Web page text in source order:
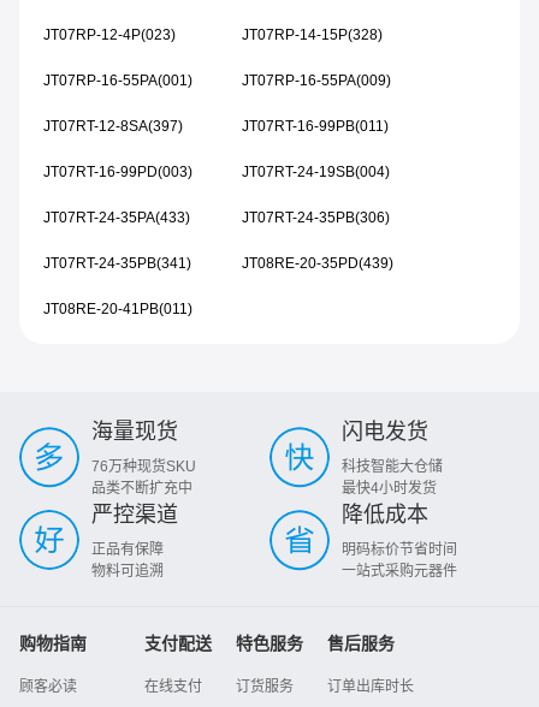
JT07RP-12-4P(023) JT07RP-14-15P(328)
JT07RP-16-55PA(001) JT07RP-16-55PA(009)
JT07RT-12-8SA(397) JT07RT-16-99PB(011)
JT07RT-16-99PD(003) JT07RT-24-19SB(004)
JT07RT-24-35PA(433) JT07RT-24-35PB(306)
JT07RT-24-35PB(341) JT08RE-20-35PD(439)
JT08RE-20-41PB(011)
海量现货
76万种现货SKU
品类不断扩充中
闪电发货
科技智能大仓储
最快4小时发货
严控渠道
正品有保障
物料可追溯
降低成本
明码标价节省时间
一站式采购元器件
购物指南
顾客必读
支付配送
在线支付
特色服务
订货服务
售后服务
订单出库时长